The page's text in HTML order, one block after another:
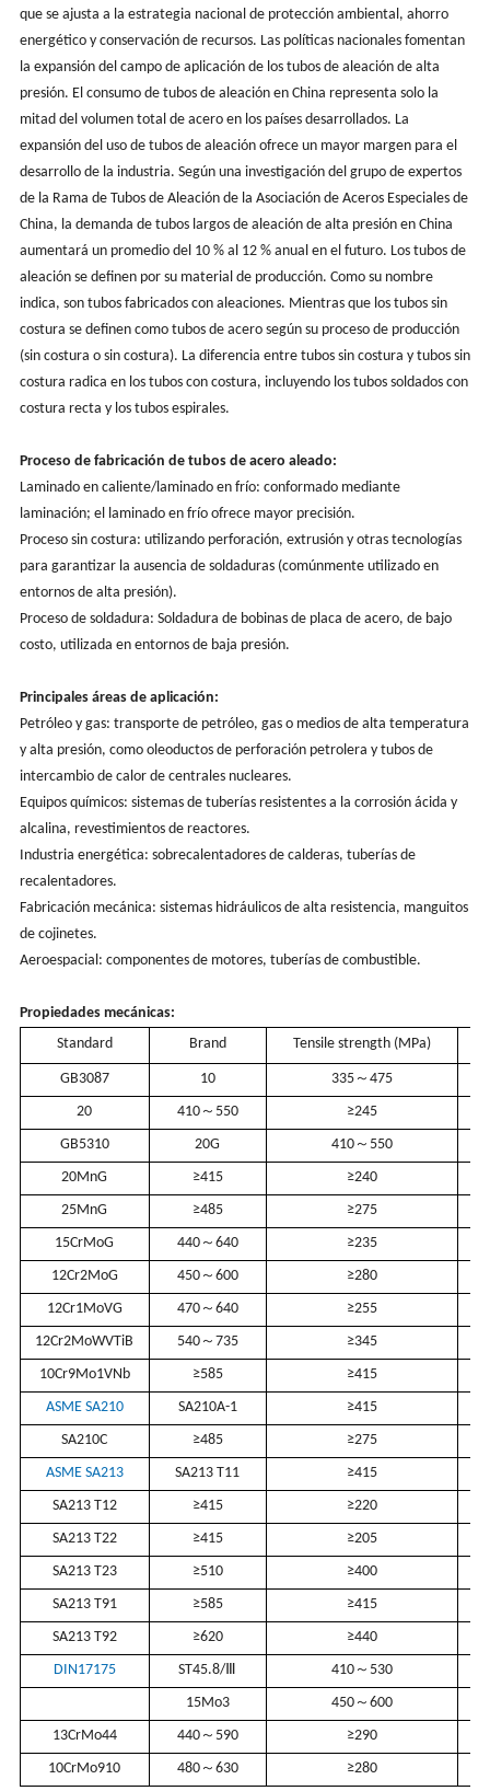
que se ajusta a la estrategia nacional de protección ambiental, ahorro
energético y conservación de recursos. Las políticas nacionales fomentan
la expansión del campo de aplicación de los tubos de aleación de alta
presión. El consumo de tubos de aleación en China representa solo la
mitad del volumen total de acero en los países desarrollados. La
expansión del uso de tubos de aleación ofrece un mayor margen para el
desarrollo de la industria. Según una investigación del grupo de expertos
de la Rama de Tubos de Aleación de la Asociación de Aceros Especiales de
China, la demanda de tubos largos de aleación de alta presión en China
aumentará un promedio del 10 % al 12 % anual en el futuro. Los tubos de
aleación se definen por su material de producción. Como su nombre
indica, son tubos fabricados con aleaciones. Mientras que los tubos sin
costura se definen como tubos de acero según su proceso de producción
(sin costura o sin costura). La diferencia entre tubos sin costura y tubos sin
costura radica en los tubos con costura, incluyendo los tubos soldados con
costura recta y los tubos espirales.
Proceso de fabricación de tubos de acero aleado:
Laminado en caliente/laminado en frío: conformado mediante
laminación; el laminado en frío ofrece mayor precisión.
Proceso sin costura: utilizando perforación, extrusión y otras tecnologías
para garantizar la ausencia de soldaduras (comúnmente utilizado en
entornos de alta presión).
Proceso de soldadura: Soldadura de bobinas de placa de acero, de bajo
costo, utilizada en entornos de baja presión.
Principales áreas de aplicación:
Petróleo y gas: transporte de petróleo, gas o medios de alta temperatura
y alta presión, como oleoductos de perforación petrolera y tubos de
intercambio de calor de centrales nucleares.
Equipos químicos: sistemas de tuberías resistentes a la corrosión ácida y
alcalina, revestimientos de reactores.
Industria energética: sobrecalentadores de calderas, tuberías de
recalentadores.
Fabricación mecánica: sistemas hidráulicos de alta resistencia, manguitos
de cojinetes.
Aeroespacial: componentes de motores, tuberías de combustible.
Propiedades mecánicas:
Standard
Brand Tensile strength (MPa)
GB3087 10
335～475
20
410～550
≥245
GB5310
20G
410～550
20MnG
≥415
≥240
25MnG
≥485
≥275
15CrMoG
440～640
≥235
12Cr2MoG
450～600
≥280
12Cr1MoVG
470～640
≥255
12Cr2MoWVTiB
540～735
≥345
10Cr9Mo1VNb
≥585
≥415
ASME SA210
SA210A-1
≥415
SA210C
≥485
≥275
ASME SA213
SA213 T11
≥415
SA213 T12
≥415
≥220
SA213 T22
≥415
≥205
SA213 T23
≥510
≥400
SA213 T91
≥585
≥415
SA213 T92
≥620
≥440
DIN17175
ST45.8/Ⅲ
410～530
15Mo3
450～600
13CrMo44
440～590
≥290
10CrMo910
480～630 ≥280